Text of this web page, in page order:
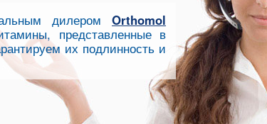
дилеромOrthomol
представленные в
их подлинность и